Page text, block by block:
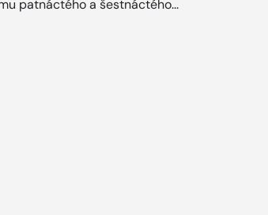
patnáctého a šestnáctého...